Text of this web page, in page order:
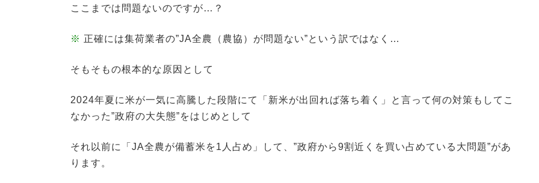
ここまでは問題ないのですが…？
※ 正確には集荷業者の”JA全農（農協）が問題ない”という訳ではなく…
そもそもの根本的な原因として
2024年夏に米が一気に高騰した段階にて「新米が出回れば落ち着く」と言って何の対策もしてこ
なかった”政府の大失態”をはじめとして
それ以前に「JA全農が備蓄米を1人占め」して、 ”政府から9割近くを買い占めている大問題”があ
ります。